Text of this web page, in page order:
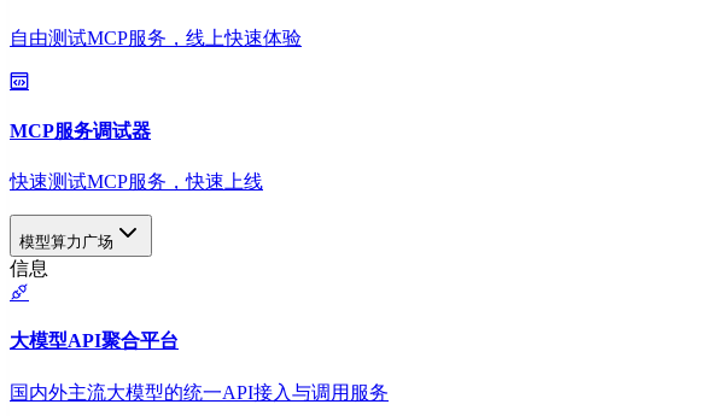
自由测试MCP服务，线上快速体验
MCP服务调试器
快速测试MCP服务，快速上线
模型算力广场
信息
大模型API聚合平台
国内外主流大模型的统一API接入与调用服务